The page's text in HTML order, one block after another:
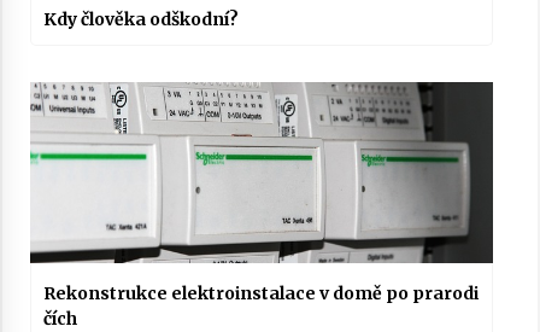
Kdy člověka odškodní?
Rekonstrukce elektroinstalace v domě po prarodi
čích